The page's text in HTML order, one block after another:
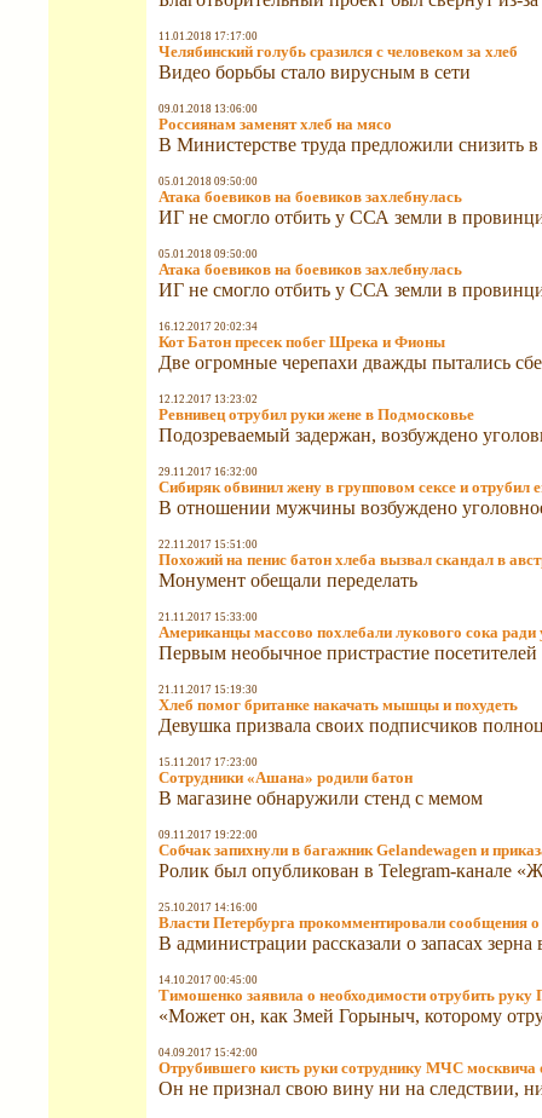
11.01.2018 17:17:00
Челябинский голубь сразился с человеком за хлеб
Видео борьбы стало вирусным в сети
09.01.2018 13:06:00
Россиянам заменят хлеб на мясо
В Министерстве труда предложили снизить
05.01.2018 09:50:00
Атака боевиков на боевиков захлебнулась
ИГ не смогло отбить у ССА земли в
05.01.2018 09:50:00
Атака боевиков на боевиков захлебнулась
ИГ не смогло отбить у ССА земли в
16.12.2017 20:02:34
Кот Батон пресек побег Шрека и Фионы
Две огромные черепахи дважды пытались
12.12.2017 13:23:02
Ревнивец отрубил руки жене в Подмосковье
Подозреваемый задержан, возбуждено
29.11.2017 16:32:00
Сибиряк обвинил жену в групповом сексе и отрубил
В отношении мужчины возбуждено
22.11.2017 15:51:00
Похожий на пенис батон хлеба вызвал скандал в
Монумент обещали переделать
21.11.2017 15:33:00
Американцы массово похлебали лукового сока ради
Первым необычное пристрастие
21.11.2017 15:19:30
Хлеб помог британке накачать мышцы и похудеть
Девушка призвала своих подписчиков
15.11.2017 17:23:00
Сотрудники «Ашана» родили батон
В магазине обнаружили стенд с мемом
09.11.2017 19:22:00
Собчак запихнули в багажник Gelandewagen и
Ролик был опубликован в Telegram-канале
25.10.2017 14:16:00
Власти Петербурга прокомментировали сообщения
В администрации рассказали о запасах зерна
14.10.2017 00:45:00
Тимошенко заявила о необходимости отрубить
«Может он, как Змей Горыныч, которому
04.09.2017 15:42:00
Отрубившего кисть руки сотруднику МЧС москвича
Он не признал свою вину ни на следствии,